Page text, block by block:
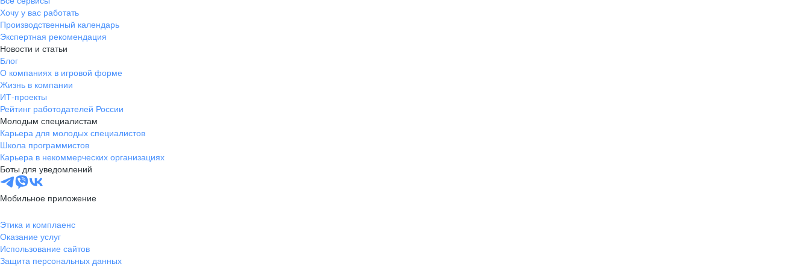
Хочу у вас работать
Производственный календарь
Экспертная рекомендация
Новости и статьи
Блог
О компаниях в игровой форме
Жизнь в компании
ИТ-проекты
Рейтинг работодателей России
Молодым специалистам
Карьера для молодых специалистов
Школа программистов
Карьера в некоммерческих организациях
Боты для уведомлений
Мобильное приложение
Этика и комплаенс
Оказание услуг
Использование сайтов
Защита персональных данных